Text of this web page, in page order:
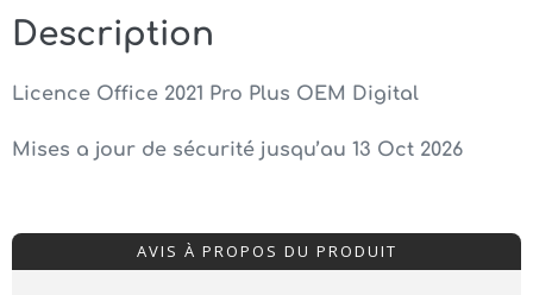
Description
Licence Office 2021 Pro Plus OEM Digital
Mises a jour de sécurité jusqu’au 13 Oct 2026
AVIS À PROPOS DU PRODUIT